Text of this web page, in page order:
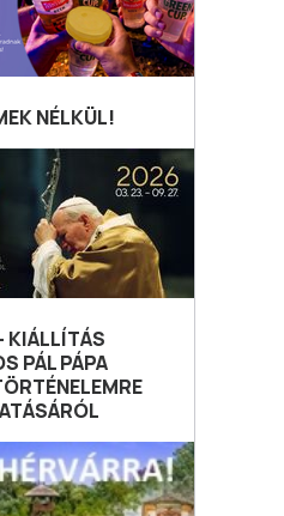
NÉLKÜL!
KIÁLLÍTÁS
PÁL PÁPA